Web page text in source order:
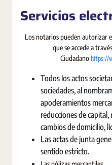
Servicios
Los notarios pueden autorizar
que se accede a
Ciudadanohttps://
Todos los actos
sociedades, al
apoderamientos
reducciones de
cambios de domicilio,
Las actas de junta
sentido estricto.